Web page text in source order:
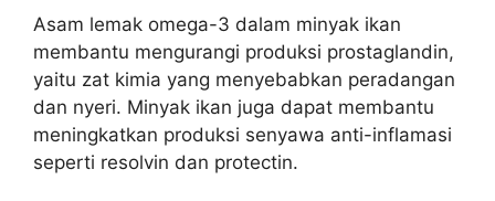
Asam lemak omega-3 dalam minyak ikan
membantu mengurangi produksi prostaglandin,
yaitu zat kimia yang menyebabkan peradangan
dan nyeri. Minyak ikan juga dapat membantu
meningkatkan produksi senyawa anti-inflamasi
seperti resolvin dan protectin.